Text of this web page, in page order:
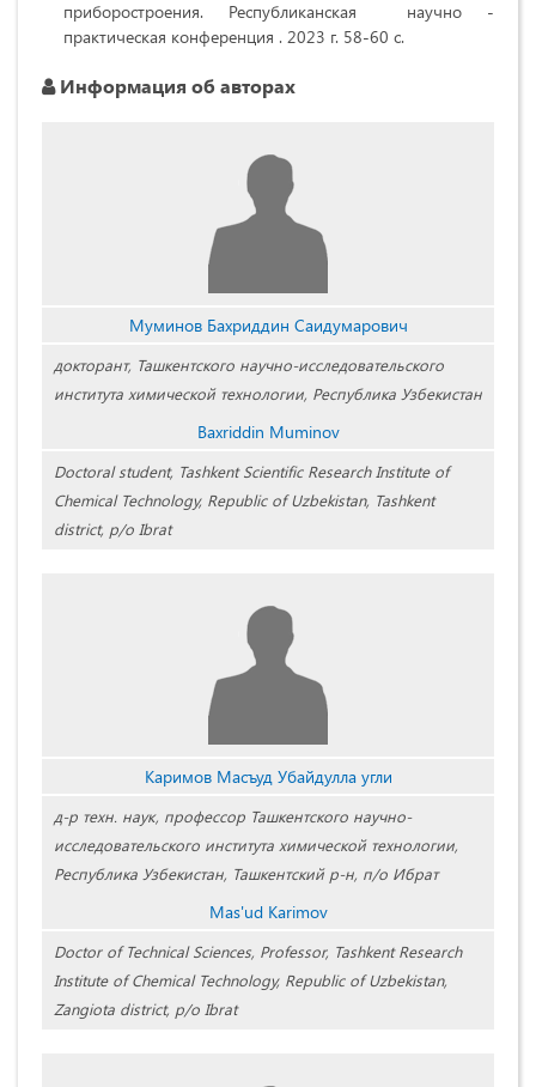
приборостроения. Республиканская научно -
практическая конференция . 2023 г. 58-60 с.
Информация об авторах
Муминов Бахриддин Саидумарович
докторант, Ташкентского научно-исследовательского
института химической технологии, Республика Узбекистан
Baxriddin Muminov
Doctoral student, Tashkent Scientific Research Institute of
Chemical Technology, Republic of Uzbekistan, Tashkent
district, p/o Ibrat
Каримов Масъуд Убайдулла угли
д-р техн. наук, профессор Ташкентского научно-
исследовательского института химической технологии,
Республика Узбекистан, Ташкентский р-н, п/о Ибрат
Mas'ud Karimov
Doctor of Technical Sciences, Professor, Tashkent Research
Institute of Chemical Technology, Republic of Uzbekistan,
Zangiota district, p/o Ibrat